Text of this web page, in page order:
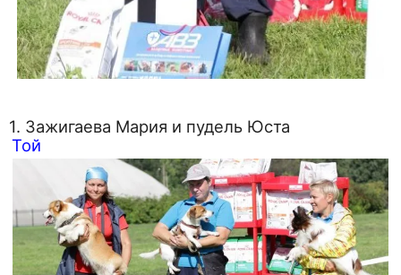
1. Зажигаева Мария и пудель Юста
Той